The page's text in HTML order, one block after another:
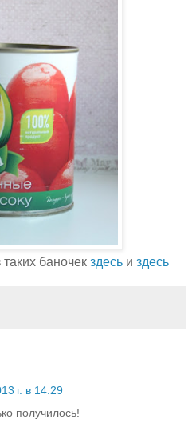
баночек здесь и здесь
г. в 14:29
получилось!